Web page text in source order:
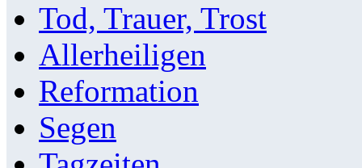
Tod, Trauer, Trost
Allerheiligen
Reformation
Segen